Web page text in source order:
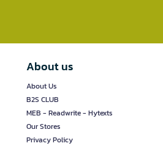
About us
About Us
B2S CLUB
MEB - Readwrite - Hytexts
Our Stores
Privacy Policy